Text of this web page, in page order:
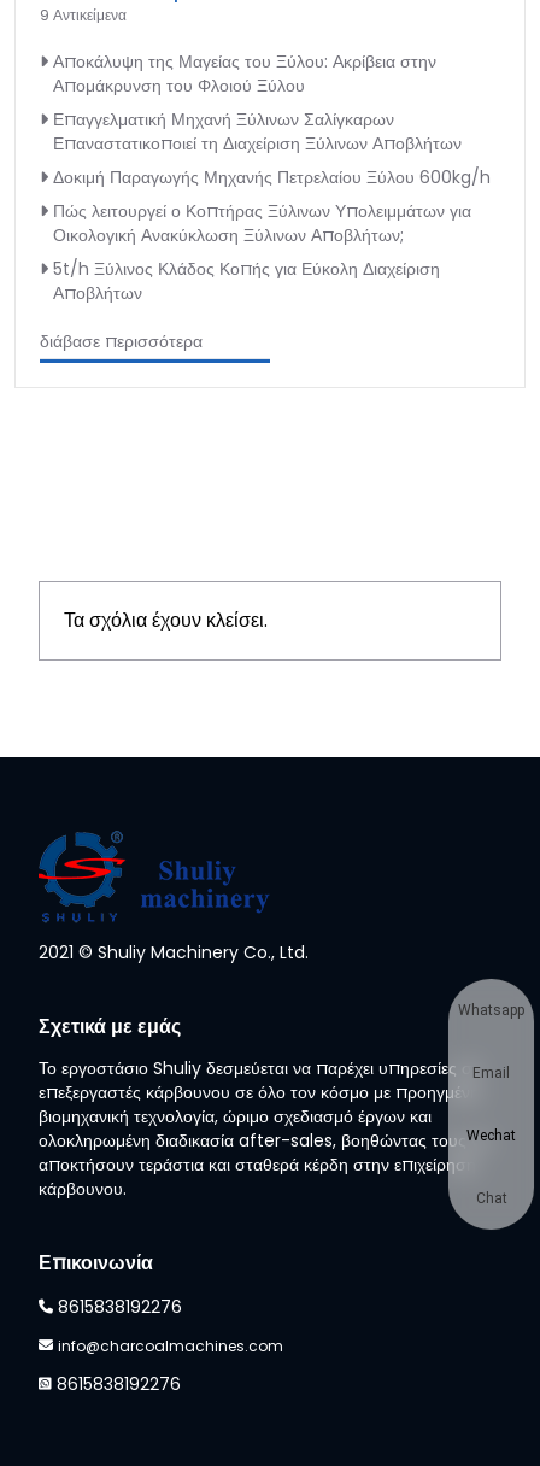
9 Αντικείμενα
Αποκάλυψη της Μαγείας του Ξύλου: Ακρίβεια στην
Απομάκρυνση του Φλοιού Ξύλου
Επαγγελματική Μηχανή Ξύλινων Σαλίγκαρων
Επαναστατικοποιεί τη Διαχείριση Ξύλινων Αποβλήτων
Δοκιμή Παραγωγής Μηχανής Πετρελαίου Ξύλου 600kg/h
Πώς λειτουργεί ο Κοπτήρας Ξύλινων Υπολειμμάτων για
Οικολογική Ανακύκλωση Ξύλινων Αποβλήτων;
5t/h Ξύλινος Κλάδος Κοπής για Εύκολη Διαχείριση
Αποβλήτων
διάβασε περισσότερα
Τα σχόλια έχουν κλείσει.
2021 © Shuliy Machinery Co., Ltd.
Σχετικά με εμάς
Το εργοστάσιο Shuliy δεσμεύεται να παρέχει υπηρεσίες σε
επεξεργαστές κάρβουνου σε όλο τον κόσμο με προηγμένη
βιομηχανική τεχνολογία, ώριμο σχεδιασμό έργων και
ολοκληρωμένη διαδικασία after-sales, βοηθώντας τους να
αποκτήσουν τεράστια και σταθερά κέρδη στην επιχείρηση
κάρβουνου.
Επικοινωνία
8615838192276
info@charcoalmachines.com
8615838192276
Whatsapp
Email
Wechat
Chat